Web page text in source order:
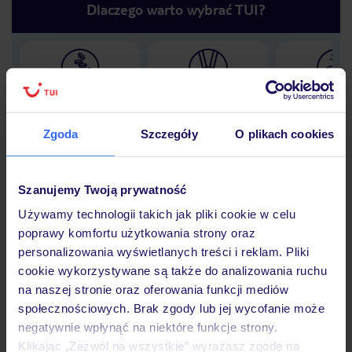
Zgoda Szczegóły O plikach cookies
Szanujemy Twoją prywatność
Używamy technologii takich jak pliki cookie w celu
poprawy komfortu użytkowania strony oraz
personalizowania wyświetlanych treści i reklam. Pliki
cookie wykorzystywane są także do analizowania ruchu
na naszej stronie oraz oferowania funkcji mediów
społecznościowych. Brak zgody lub jej wycofanie może
negatywnie wpłynąć na niektóre funkcje strony.
Klikając „Zezwól na wszystkie” wyrażasz zgodę na
Dlaczego warto wybrać TUI?
Lider niskich cen 30 lat w
Hotel
Opinie
Pokoje